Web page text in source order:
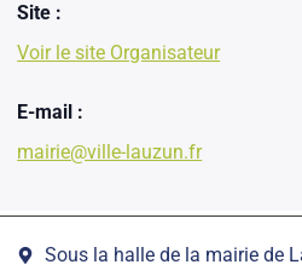
Site :
Voir le site Organisateur
E-mail :
mairie@ville-lauzun.fr
Sous la halle de la mairie de